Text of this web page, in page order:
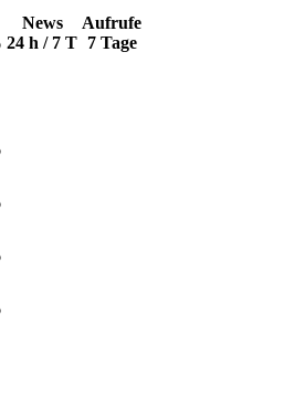
News
24 h / 7 T
Aufrufe
7 Tage